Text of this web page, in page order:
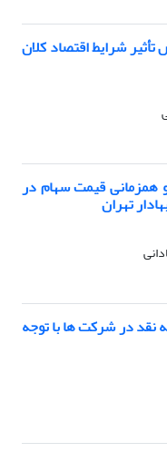
شرایط اقتصاد کلان
همزمانی قیمت سهام در
تهران
نقد در شرکت ها با توجه